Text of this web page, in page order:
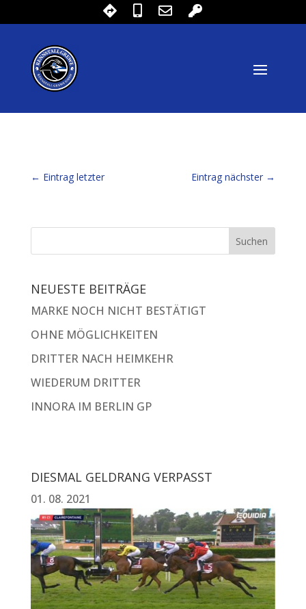
← Eintrag letzter Eintrag nächster →
NEUESTE BEITRÄGE
MARKE NOCH NICHT BESTÄTIGT
OHNE MÖGLICHKEITEN
DRITTER NACH HEIMKEHR
WIEDERUM DRITTER
INNORA IM BERLIN GP
DIESMAL GELDRANG VERPASST
01. 08. 2021